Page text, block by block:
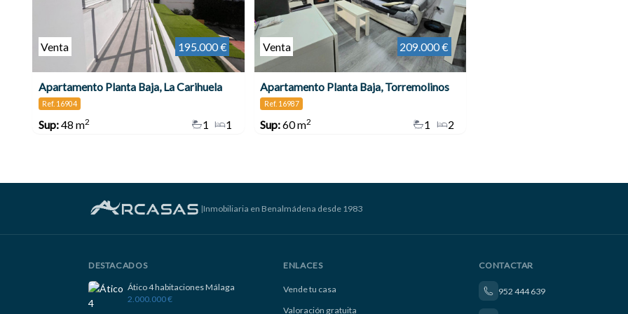
Venta 195.000 €
Apartamento Planta Baja, La Carihuela
Ref. 16904
Sup:48 m2 1
1
Venta 209.000 €
Apartamento Planta Baja, Torremolinos
Ref. 16987
Sup:60 m2 2
1
|Inmobiliaria en Benalmádena desde 1983
DESTACADOS
Ático 4 habitaciones Málaga
2.000.000 €
ENLACES
Vende tu casa
Valoración gratuita
CONTACTAR
952 444 639